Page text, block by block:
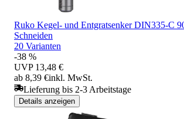
Ruko Kegel- und Entgratsenker DIN335-C
Schneiden
20 Varianten
-38 %
UVP 13,48 €
ab 8,39 €inkl. MwSt.
Lieferung bis 2-3 Arbeitstage
Details anzeigen